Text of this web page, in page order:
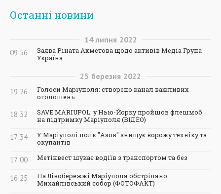
Останні новини
14 липня 2022
09:56
Заява Ріната Ахметова щодо активів Медіа Група
Україна
25 березня 2022
19:26
Голоси Маріуполя: створено канал важливих
оголошень
18:32
SAVE MARIUPOL: у Нью-Йорку пройшов флешмоб
на підтримку Маріуполя (ВІДЕО)
17:34
У Маріуполі полк "Азов" знищує ворожу техніку та
окупантів
17:00 Метінвест шукає водіїв з транспортом та без
16:25
На Лівобережжі Маріуполя обстріляно
Михайлівський собор (ФОТОФАКТ)